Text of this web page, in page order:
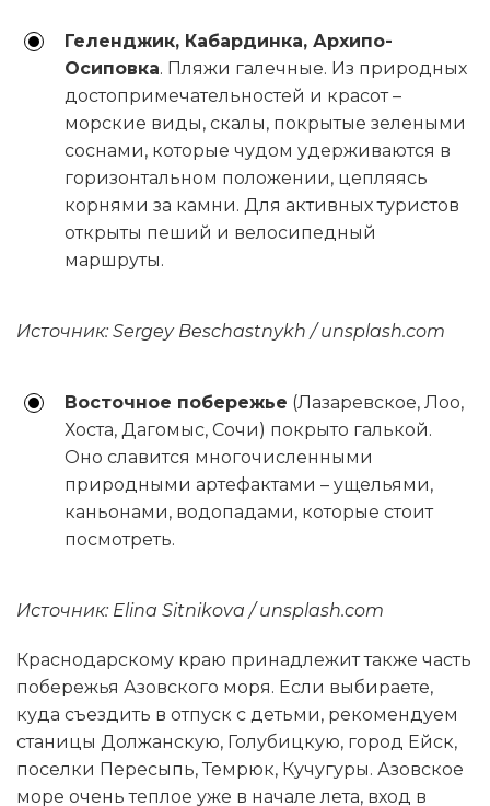
Геленджик, Кабардинка, Архипо-
Осиповка. Пляжи галечные. Из природных
достопримечательностей и красот –
морские виды, скалы, покрытые зелеными
соснами, которые чудом удерживаются в
горизонтальном положении, цепляясь
корнями за камни. Для активных туристов
открыты пеший и велосипедный
маршруты.
Источник: Sergey Beschastnykh / unsplash.com
Восточное побережье (Лазаревское, Лоо,
Хоста, Дагомыс, Сочи) покрыто галькой.
Оно славится многочисленными
природными артефактами – ущельями,
каньонами, водопадами, которые стоит
посмотреть.
Источник: Elina Sitnikova / unsplash.com
Краснодарскому краю принадлежит также часть
побережья Азовского моря. Если выбираете,
куда съездить в отпуск с детьми, рекомендуем
станицы Должанскую, Голубицкую, город Ейск,
поселки Пересыпь, Темрюк, Кучугуры. Азовское
море очень теплое уже в начале лета, вход в